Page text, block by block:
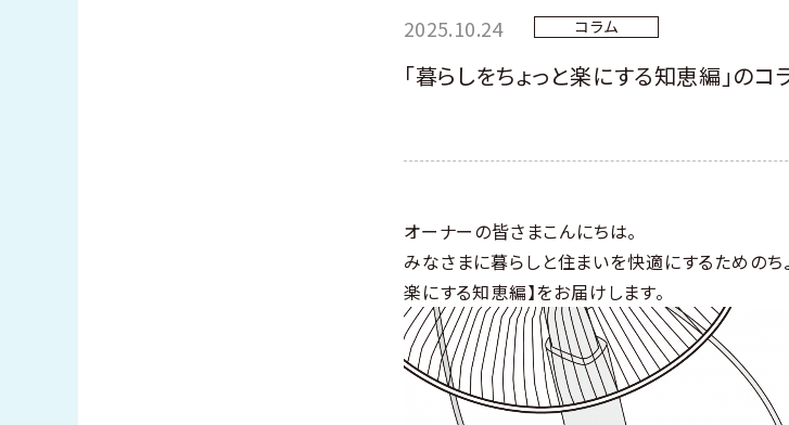
2025.10.24 コラム
「暮らしをちょっと楽にする知恵編」のコ
オーナーの皆さまこんにちは。
みなさまに暮らしと住まいを快適にするためのち
楽にする知恵編】をお届けします。